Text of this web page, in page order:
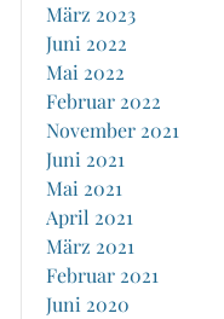
März 2023
Juni 2022
Mai 2022
Februar 2022
November 2021
Juni 2021
Mai 2021
April 2021
März 2021
Februar 2021
Juni 2020